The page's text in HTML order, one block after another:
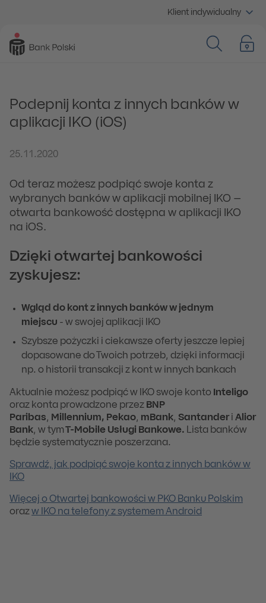
Klient indywidualny
Podepnij konta z innych banków w
aplikacji IKO (iOS)
25.11.2020
Od teraz możesz podpiąć swoje konta z
wybranych banków w aplikacji mobilnej IKO –
otwarta bankowość dostępna w aplikacji IKO
na iOS.
Dzięki otwartej bankowości
zyskujesz:
Wgląd do kont z innych banków w jednym
miejscu - w swojej aplikacji IKO
Szybsze pożyczki i ciekawsze oferty jeszcze lepiej
dopasowane do Twoich potrzeb, dzięki informacji
np. o historii transakcji z kont w innych bankach
Aktualnie możesz podpiąć w IKO swoje konto
Inteligo
oraz konta prowadzone przez BNP
Paribas , Millennium, Pekao, mBank, Santander
Alior
Bank, w tym T-Mobile Usługi Bankowe. Lista banków
będzie systematycznie poszerzana.
Sprawdź, jak podpiąć swoje konta z innych banków w
IKO
Więcej o Otwartej bankowości w PKO Banku Polskim
oraz w IKO na telefony z systemem Android